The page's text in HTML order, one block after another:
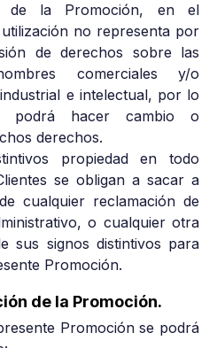
de la Promoción, en el
no representa por
de derechos sobre las
comerciales y/o
e intelectual, por lo
podrá hacer cambio o
derechos.
propiedad en todo
se obligan a sacar a
cualquier reclamación de
o cualquier otra
sus signos distintivos para
Promoción.
de la Promoción.
Promoción se podrá